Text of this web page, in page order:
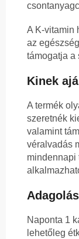
A K-vitamin
az
támogatja a
Kinek
A termék
szeretnék
valamint
véralvadás
mindennapi
Adagolás
Naponta 1
lehetőleg